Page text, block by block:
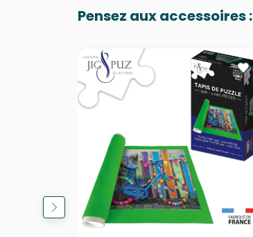
Pensez aux accessoires :